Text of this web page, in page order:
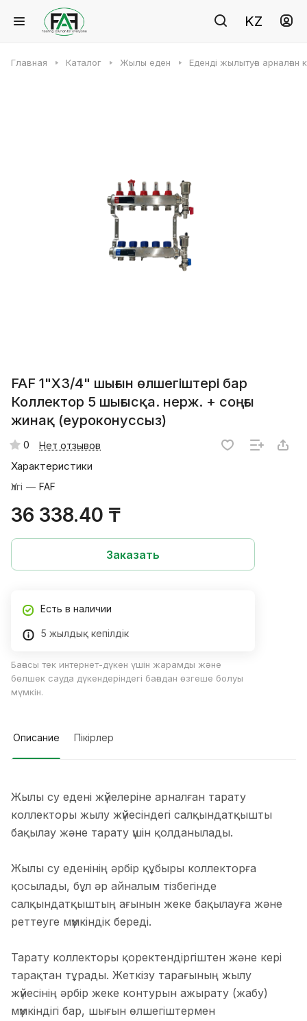
KZ
Главная Каталог Жылы еден Еденді жылытуға арналған
FAF 1"X3/4" шығын өлшегіштері бар
Коллектор 5 шығысқа. нерж. + соңғы
жинақ (еуроконуссыз)
0 Нет отзывов
Характеристики
Үлгі — FAF
36 338.40 ₸
Заказать
Есть в наличии
5 жылдық кепілдік
Бағасы тек интернет-дүкен үшін жарамды және
бөлшек сауда дүкендеріндегі бағадан өзгеше болуы
мүмкін.
Описание Пікірлер
Жылы су едені жүйелеріне арналған тарату
коллекторы жылу жүйесіндегі салқындатқышты
бақылау және тарату үшін қолданылады.
Жылы су еденінің әрбір құбыры коллекторға
қосылады, бұл әр айналым тізбегінде
салқындатқыштың ағынын жеке бақылауға және
реттеуге мүмкіндік береді.
Тарату коллекторы қоректендіргіштен және кері
тарақтан тұрады. Жеткізу тарағының жылу
жүйесінің әрбір жеке контурын ажырату (жабу)
мүмкіндігі бар, шығын өлшегіштермен